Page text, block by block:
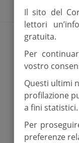
Il sito del
lettori
gratuita.
Per
vostro
Questi ultimi
profilazione
a fini statistici.
Per
preferenze